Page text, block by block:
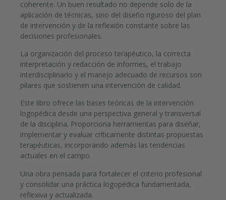
coherente. Un buen resultado no depende solo de la
aplicación de técnicas, sino del diseño riguroso del plan
de intervención y de la reflexión constante sobre las
decisiones profesionales.
La organización del proceso terapéutico, la correcta
interpretación y redacción de informes, el trabajo
interdisciplinario y el manejo adecuado de recursos son
pilares que sostienen una intervención de calidad.
Este libro ofrece las bases teóricas de la intervención
logopédica desde una perspectiva general y transversal
de la disciplina. Proporciona herramientas para diseñar,
implementar y evaluar críticamente distintas propuestas
terapéuticas, incorporando además las tendencias
actuales en el campo.
Una obra pensada para fortalecer el criterio profesional
y consolidar una práctica logopédica fundamentada,
reflexiva y actualizada.